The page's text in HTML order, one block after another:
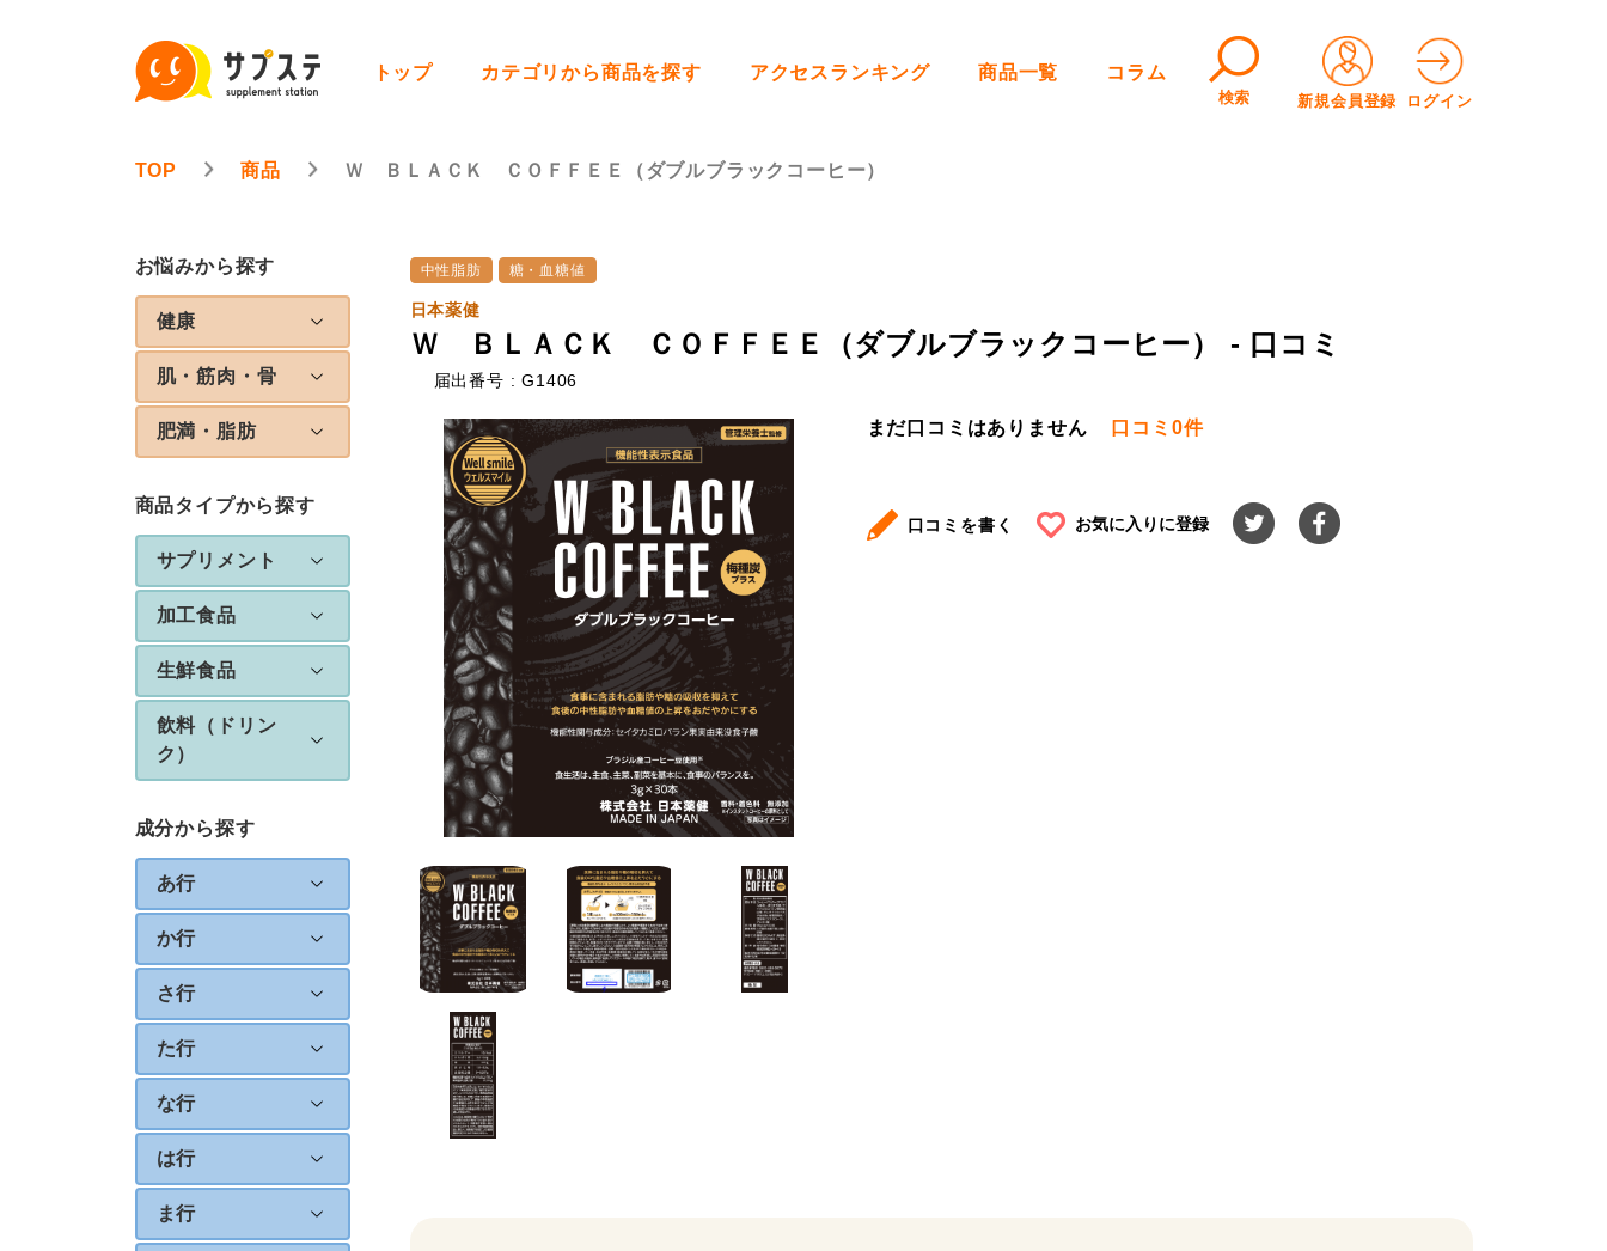
トップ カテゴリから商品を探す アクセスランキング 商品一覧 コラム
検索 新規会員登録 ログイン
TOP 商品 Ｗ ＢＬＡＣＫ ＣＯＦＦＥＥ（ダブルブラックコーヒー）
お悩みから探す
健康
肌・筋肉・骨
肥満・脂肪
商品タイプから探す
サプリメント
加工食品
生鮮食品
飲料（ドリン
ク）
成分から探す
あ行
か行
さ行
た行
な行
は行
ま行
中性脂肪 糖・血糖値
日本薬健
Ｗ ＢＬＡＣＫ ＣＯＦＦＥＥ（ダブルブラックコーヒー） - 口コミ
届出番号 : G1406
まだ口コミはありません 口コミ 0件
口コミを書く お気に入りに登録